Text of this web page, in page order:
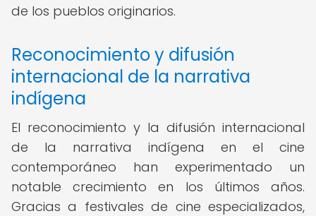
de los pueblos originarios.
Reconocimiento y difusión
internacional de la narrativa
indígena
El reconocimiento y la difusión internacional
de la narrativa indígena en el cine
contemporáneo han experimentado un
notable crecimiento en los últimos años.
Gracias a festivales de cine especializados,